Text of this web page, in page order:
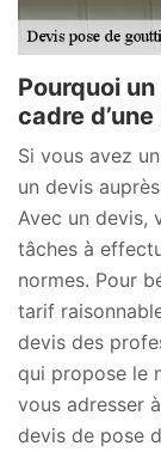
Pourquoi
cadre
Si vous avez
un devis
Avec un devis,
tâches à
normes. Pour
tarif
devis des
qui propose le
vous adresser
devis de pose